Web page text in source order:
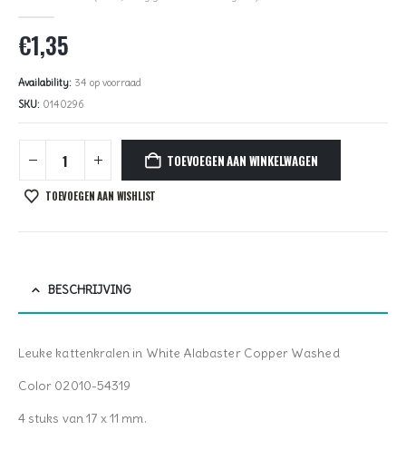
€1,35
Availability: 34 op voorraad
SKU: 0140296
TOEVOEGEN AAN WINKELWAGEN
TOEVOEGEN AAN WISHLIST
BESCHRIJVING
Leuke kattenkralen in White Alabaster Copper Washed
Color 02010-54319
4 stuks van 17 x 11 mm.